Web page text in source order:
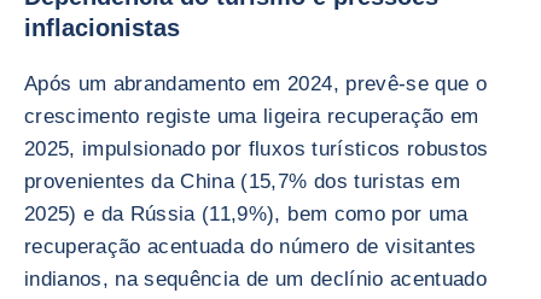
inflacionistas
Após um abrandamento em 2024, prevê-se que o
crescimento registe uma ligeira recuperação em
2025, impulsionado por fluxos turísticos robustos
provenientes da China (15,7% dos turistas em
2025) e da Rússia (11,9%), bem como por uma
recuperação acentuada do número de visitantes
indianos, na sequência de um declínio acentuado